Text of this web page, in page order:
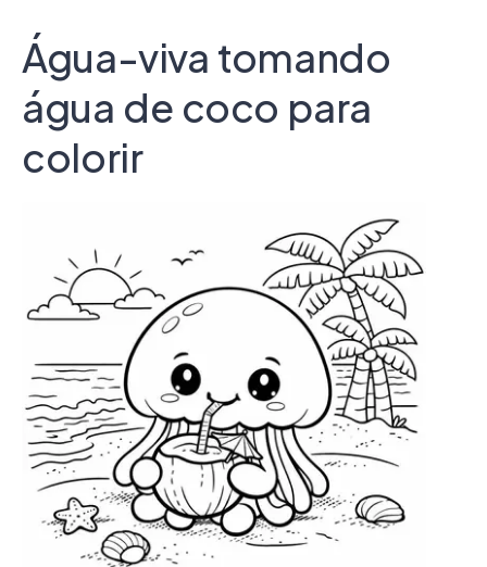
Água-viva tomando
água de coco para
colorir